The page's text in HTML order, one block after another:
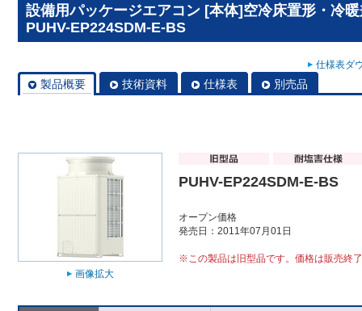
設備用パッケージエアコン [本体]空冷床置形・冷
PUHV-EP224SDM-E-BS
仕様表ダ
製品概要 技術資料 仕様表 別売品
画像拡大
PUHV-EP224SDM-E-BS
オープン価格
発売日：2011年07月01日
※この製品は旧型品です。価格は販売終